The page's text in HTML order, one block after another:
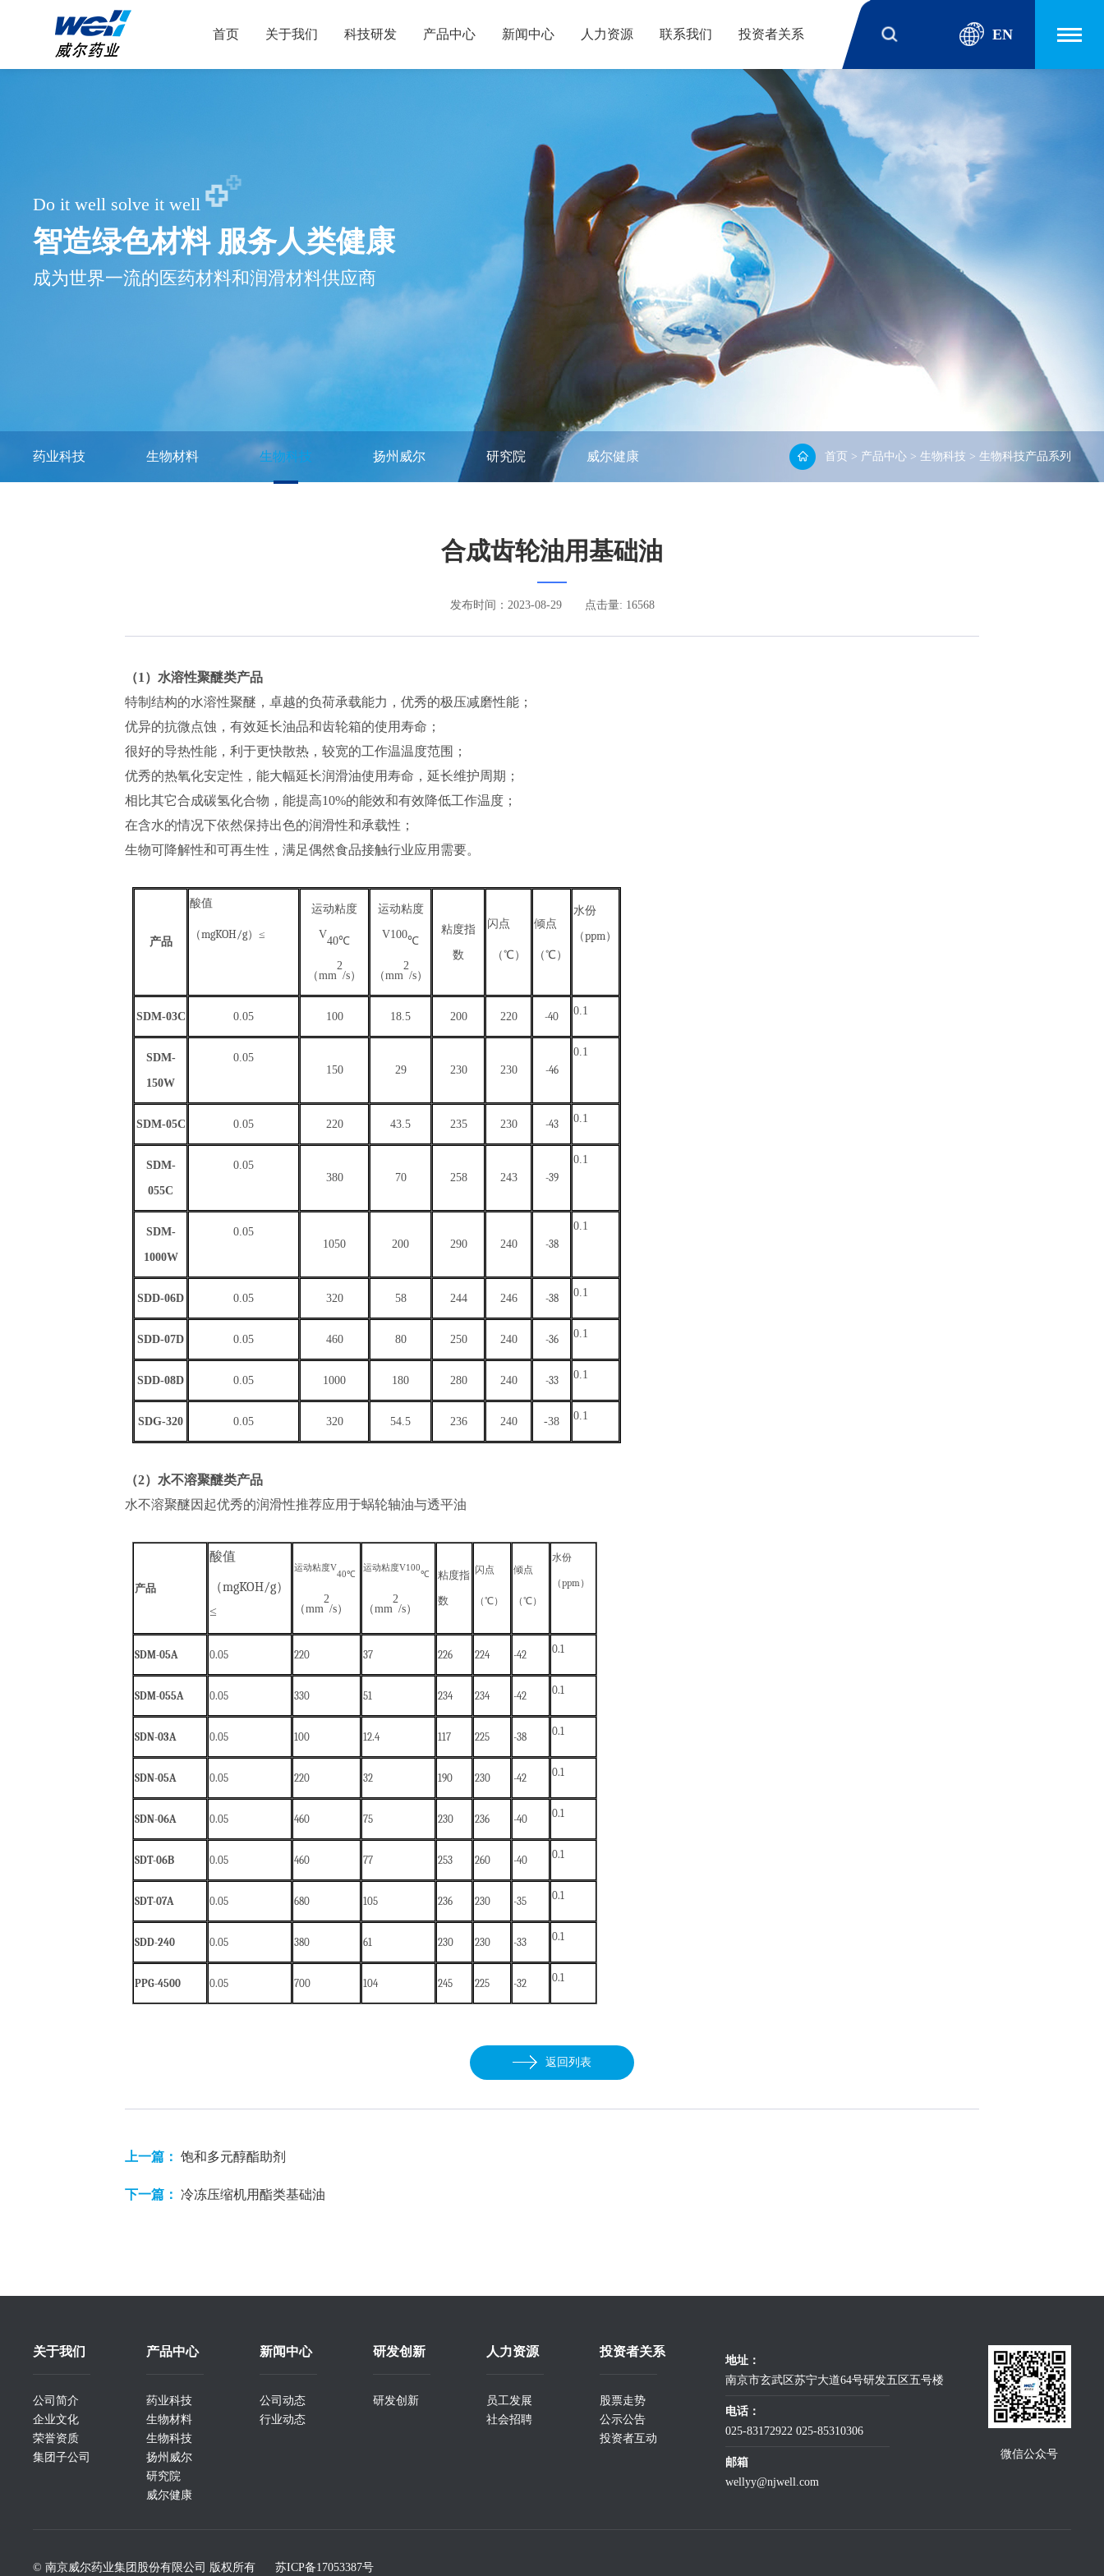
EN
首页 关于我们 科技研发 产品中心 新闻中心 人力资源 联系我们 投资者关系
Do it well solve it well
智造绿色材料 服务人类健康
成为世界一流的医药材料和润滑材料供应商
药业科技 生物材料 生物科技 扬州威尔 研究院 威尔健康 首页 > 产品中心> 生物科技 > 生物科技产品系列
合成齿轮油用基础油
发布时间：2023-08-29 点击量: 16568
（1）水溶性聚醚类产品
特制结构的水溶性聚醚，卓越的负荷承载能力，优秀的极压减磨性能；
优异的抗微点蚀，有效延长油品和齿轮箱的使用寿命；
很好的导热性能，利于更快散热，较宽的工作温温度范围；
优秀的热氧化安定性，能大幅延长润滑油使用寿命，延长维护周期；
相比其它合成碳氢化合物，能提高10%的能效和有效降低工作温度；
在含水的情况下依然保持出色的润滑性和承载性；
生物可降解性和可再生性，满足偶然食品接触行业应用需要。
产品
酸值
（mgKOH/g）≤
运动粘度
V
40℃
（mm
2
/s）
运动粘度
V100
℃
（mm
2
/s）
粘度指
数
闪点
（℃）
倾点
（℃）
水份
（ppm）
SDM-03C 0 .05 100 18.5 200 220 -40 0.1
SDM-
150W
0 .05
150
29 230 230 -46
0.1
SDM-05C 0 .05 220 43.5 235 230 -43 0.1
SDM-
055C
0 .05
380 70 258 243 -39
0.1
SDM-
1000W
0 .05
1050
200 290 240 -38
0.1
SDD-06D 0 .05 320 58 244 246 -38 0.1
SDD-07D 0 .05 460 80 250 240 -36 0.1
SDD-08D 0 .05 1000 180 280 240 -33 0.1
SDG-320 0 .05 320 54.5 236 240 -38 0.1
（2）水不溶聚醚类产品
水不溶聚醚因起优秀的润滑性推荐应用于蜗轮轴油与透平油
产品
酸值
（mgKOH/g）
≤
运动粘度V
40℃
（mm
2
/s）
运动粘度V100
℃
（mm
2
/s）
粘度指
数
闪点
（℃）
倾点
（℃）
水份
（ppm）
SDM-05A 0.05 220 37 226 224 -42 0.1
SDM-055A 0.05 330 51 234 234 -42 0.1
SDN-03A 0.05 100 12.4 117 225 -38 0.1
SDN-05A 0.05 220 32 190 230 -42 0.1
SDN-06A 0.05 460 75 230 236 -40 0.1
SDT-06B 0.05 460 77 253 260 -40 0.1
SDT-07A 0.05 680 105 236 230 -35 0.1
SDD-240 0.05 380 61 230 230 -33 0.1
PPG-4500 0.05 700 104 245 225 -32 0.1
返回列表
上一篇： 饱和多元醇酯助剂
下一篇： 冷冻压缩机用酯类基础油
关于我们
公司简介
企业文化
荣誉资质
集团子公司
产品中心
药业科技
生物材料
生物科技
扬州威尔
研究院
威尔健康
新闻中心
公司动态
行业动态
研发创新
研发创新
人力资源
员工发展
社会招聘
投资者关系
股票走势
公示公告
投资者互动
微信公众号
地址：
南京市玄武区苏宁大道64号研发五区五号楼
电话：
025-83172922 025-85310306
邮箱
wellyy@njwell.com
© 南京威尔药业集团股份有限公司 版权所有 苏ICP备17053387号